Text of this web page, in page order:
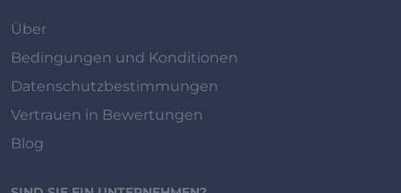
Über
Bedingungen und Konditionen
Datenschutzbestimmungen
Vertrauen in Bewertungen
Blog